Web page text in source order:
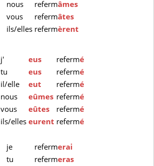
nous
refermâmes
vous
refermâtes
ils/elles refermèrent
j'
eus refermé
tu
eus refermé
il/elle
eut refermé
nous
eûmes refermé
vous
eûtes refermé
ils/elleseurent refermé
je
refermerai
tu
refermeras